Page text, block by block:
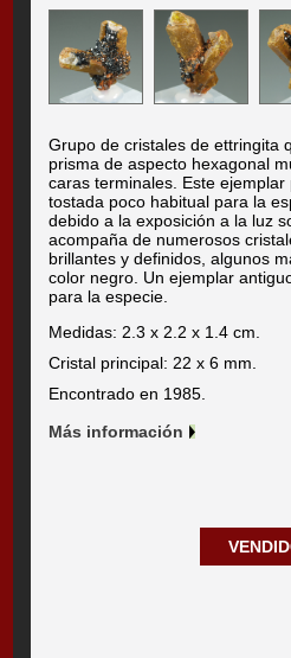
Grupo de cristales de ettringita
prisma de aspecto hexagonal
caras terminales. Este
tostada poco habitual para la
debido a la exposición a la luz
acompaña de numerosos
brillantes y definidos, algunos
color negro. Un ejemplar
para la especie.
Medidas: 2.3 x 2.2 x 1.4 cm.
Cristal principal: 22 x 6 mm.
Encontrado en 1985.
Más información